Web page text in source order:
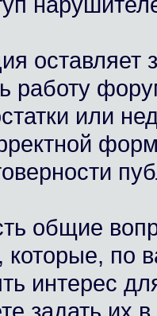
оставляет
работу
или
общие
которые, по
интерес
задать их